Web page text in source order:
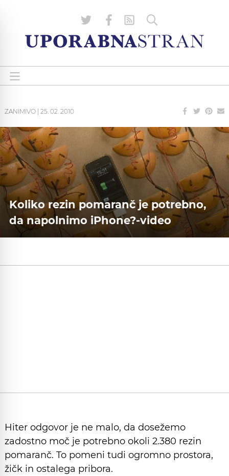
ZANIMIVO 25. 02. 2010
Koliko rezin pomaranč je potrebno,
da napolnimo iPhone?-video
Hiter odgovor je ne malo, da dosežemo
zadostno moč je potrebno okoli 2.380 rezin
pomaranč. To pomeni tudi ogromno prostora,
žičk in ostalega pribora.